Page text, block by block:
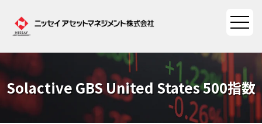
ファンド情報
ファンド情報TOP
マーケット情報
Solactive GBS United States 500指数